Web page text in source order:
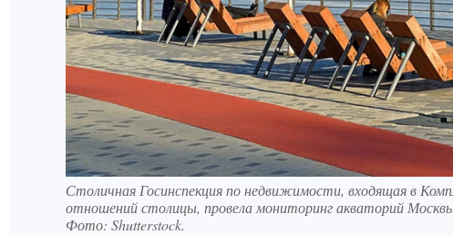
Столичная Госинспекция по недвижимости, входящая в
отношений столицы, провела мониторинг акваторий
Фото: Shutterstock.